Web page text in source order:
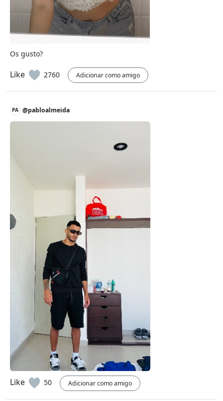
Os gusto?
Like 2760 Adicionar como amigo
PA @pabloalmeida
Like 50 Adicionar como amigo